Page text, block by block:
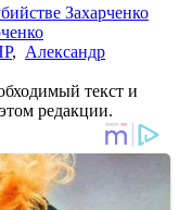
Захарченко
, Александр
текст и
редакции.